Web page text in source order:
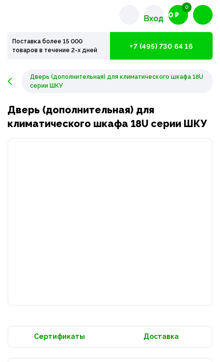
Вход 0 ₽
0
Поставка более 15 000
товаров в течение 2-х дней
+7 (495) 730 64 16
Дверь (дополнительная) для климатического шкафа 18U
серии ШКУ
Дверь (дополнительная) для
климатического шкафа 18U серии ШКУ
Сертификаты Доставка